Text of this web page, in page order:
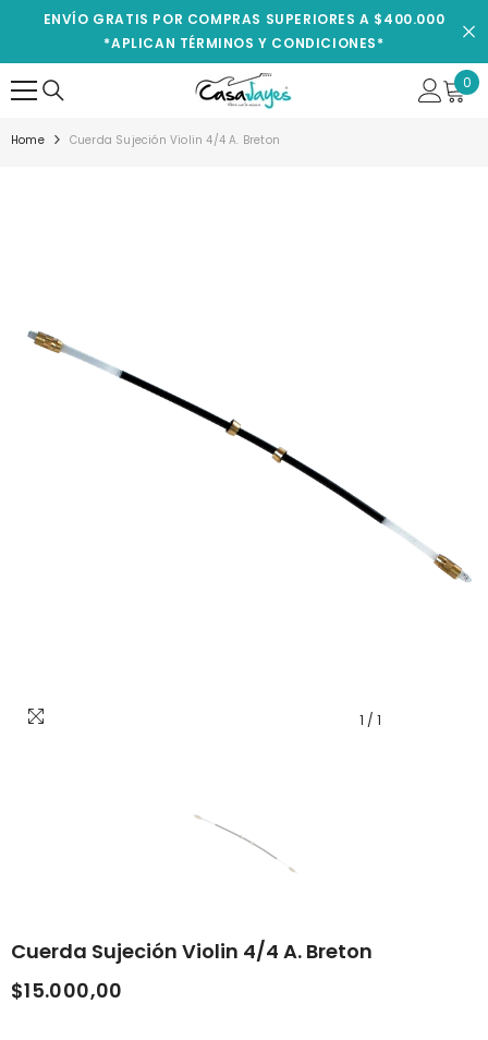
IR AL CONTENIDO
ENVÍO GRATIS POR COMPRAS SUPERIORES A $400.000
*APLICAN TÉRMINOS Y CONDICIONES*
0
0
Home Cuerda Sujeción Violin 4/4 A. Breton
1 / 1
Cuerda Sujeción Violin 4/4 A. Breton
$15.000,00